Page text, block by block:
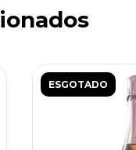
ESGOTADO